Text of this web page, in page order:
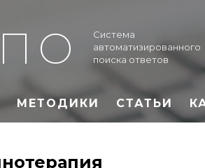
Система
автоматизированного
поиска ответов
МЕТОДИКИ СТАТЬИ